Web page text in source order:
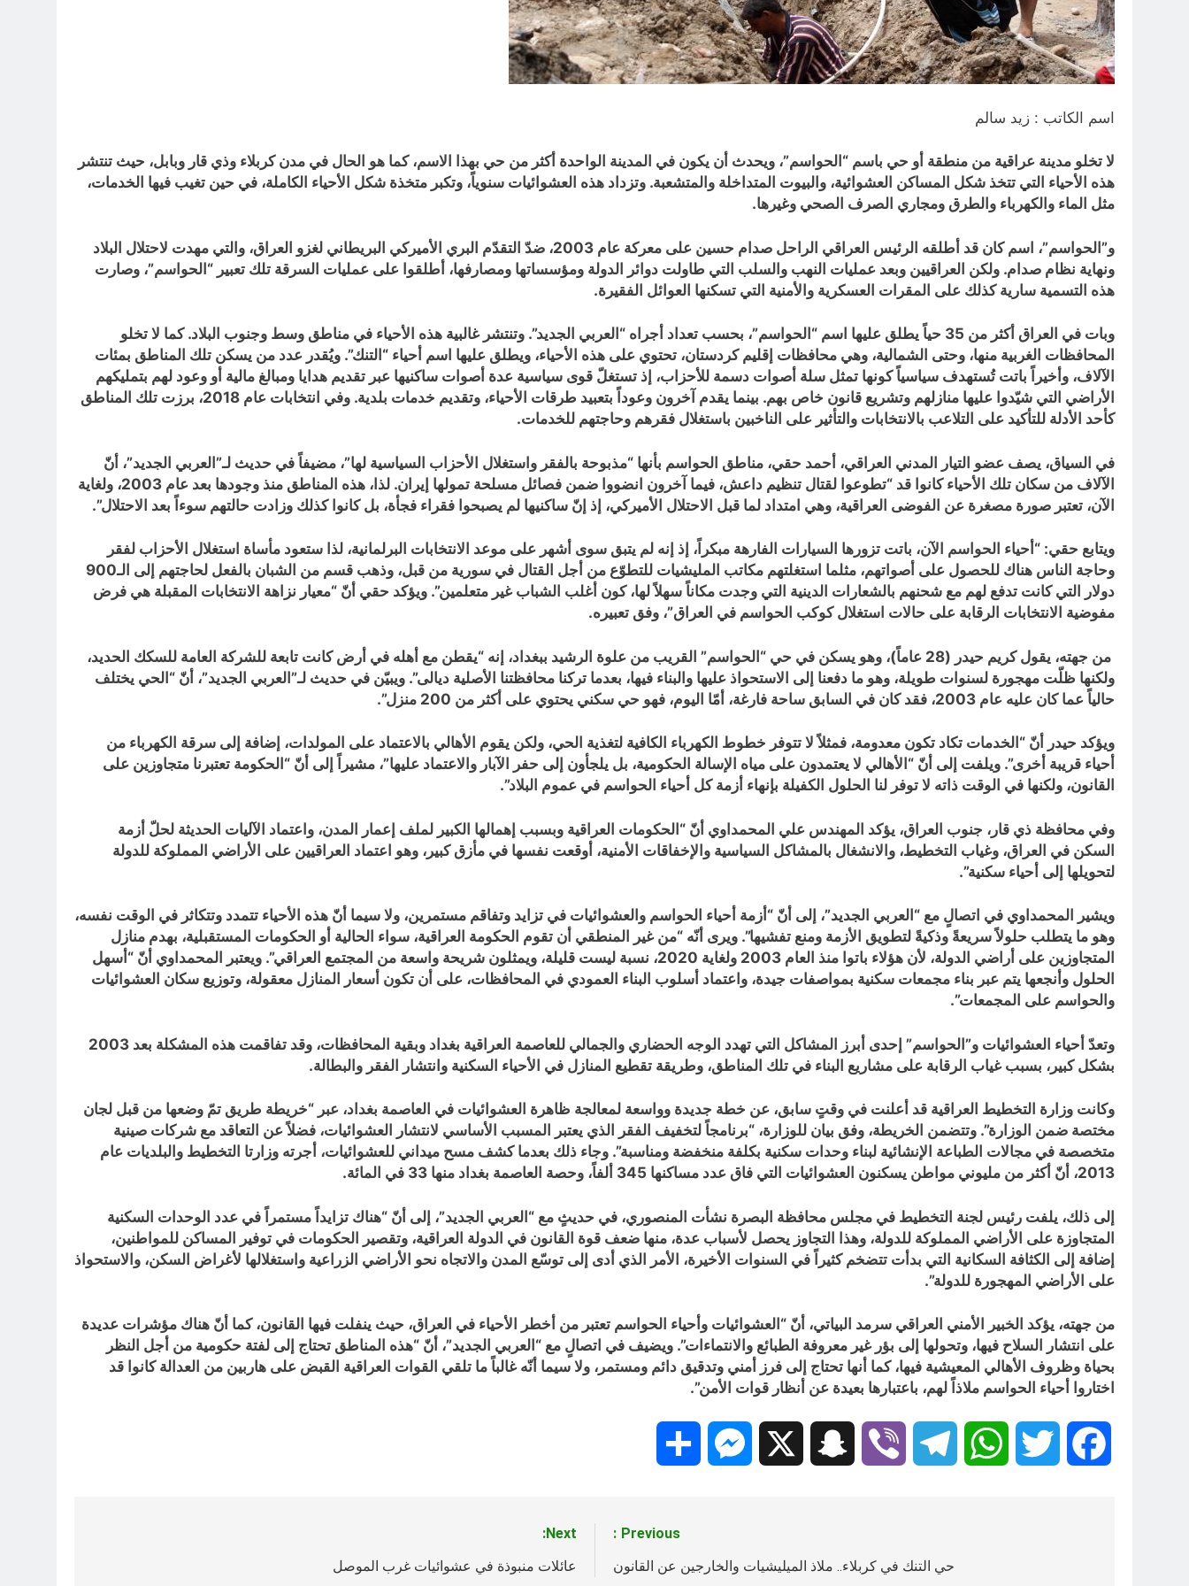
اسم الكاتب : زيد سالم
لا تخلو مدينة عراقية من منطقة أو حي باسم “الحواسم”، ويحدث أن يكون في المدينة الواحدة أكثر من حي بهذا الاسم، كما هو الحال في مدن كربلاء وذي قار وبابل، حيث تنتشر
هذه الأحياء التي تتخذ شكل المساكن العشوائية، والبيوت المتداخلة والمتشعبة. وتزداد هذه العشوائيات سنوياً، وتكبر متخذة شكل الأحياء الكاملة، في حين تغيب فيها الخدمات،
مثل الماء والكهرباء والطرق ومجاري الصرف الصحي وغيرها.
و”الحواسم”، اسم كان قد أطلقه الرئيس العراقي الراحل صدام حسين على معركة عام 2003، ضدّ التقدّم البري الأميركي البريطاني لغزو العراق، والتي مهدت لاحتلال البلاد
ونهاية نظام صدام. ولكن العراقيين وبعد عمليات النهب والسلب التي طاولت دوائر الدولة ومؤسساتها ومصارفها، أطلقوا على عمليات السرقة تلك تعبير “الحواسم”، وصارت
هذه التسمية سارية كذلك على المقرات العسكرية والأمنية التي تسكنها العوائل الفقيرة.
وبات في العراق أكثر من 35 حياً يطلق عليها اسم “الحواسم”، بحسب تعداد أجراه “العربي الجديد”. وتنتشر غالبية هذه الأحياء في مناطق وسط وجنوب البلاد. كما لا تخلو
المحافظات الغربية منها، وحتى الشمالية، وهي محافظات إقليم كردستان، تحتوي على هذه الأحياء، ويطلق عليها اسم أحياء “التنك”. ويُقدر عدد من يسكن تلك المناطق بمئات
الآلاف، وأخيراً باتت تُستهدف سياسياً كونها تمثل سلة أصوات دسمة للأحزاب، إذ تستغلّ قوى سياسية عدة أصوات ساكنيها عبر تقديم هدايا ومبالغ مالية أو وعود لهم بتمليكهم
الأراضي التي شيّدوا عليها منازلهم وتشريع قانون خاص بهم. بينما يقدم آخرون وعوداً بتعبيد طرقات الأحياء، وتقديم خدمات بلدية. وفي انتخابات عام 2018، برزت تلك المناطق
كأحد الأدلة للتأكيد على التلاعب بالانتخابات والتأثير على الناخبين باستغلال فقرهم وحاجتهم للخدمات.
في السياق، يصف عضو التيار المدني العراقي، أحمد حقي، مناطق الحواسم بأنها “مذبوحة بالفقر واستغلال الأحزاب السياسية لها”، مضيفاً في حديث لـ”العربي الجديد”، أنّ
الآلاف من سكان تلك الأحياء كانوا قد “تطوعوا لقتال تنظيم داعش، فيما آخرون انضووا ضمن فصائل مسلحة تمولها إيران. لذا، هذه المناطق منذ وجودها بعد عام 2003، ولغاية
الآن، تعتبر صورة مصغرة عن الفوضى العراقية، وهي امتداد لما قبل الاحتلال الأميركي، إذ إنّ ساكنيها لم يصبحوا فقراء فجأة، بل كانوا كذلك وزادت حالتهم سوءاً بعد الاحتلال”.
ويتابع حقي: “أحياء الحواسم الآن، باتت تزورها السيارات الفارهة مبكراً، إذ إنه لم يتبق سوى أشهر على موعد الانتخابات البرلمانية، لذا ستعود مأساة استغلال الأحزاب لفقر
وحاجة الناس هناك للحصول على أصواتهم، مثلما استغلتهم مكاتب المليشيات للتطوّع من أجل القتال في سورية من قبل، وذهب قسم من الشبان بالفعل لحاجتهم إلى الـ900
دولار التي كانت تدفع لهم مع شحنهم بالشعارات الدينية التي وجدت مكاناً سهلاً لها، كون أغلب الشباب غير متعلمين”. ويؤكد حقي أنّ “معيار نزاهة الانتخابات المقبلة هي فرض
مفوضية الانتخابات الرقابة على حالات استغلال كوكب الحواسم في العراق”، وفق تعبيره.
من جهته، يقول كريم حيدر (28 عاماً)، وهو يسكن في حي “الحواسم” القريب من علوة الرشيد ببغداد، إنه “يقطن مع أهله في أرض كانت تابعة للشركة العامة للسكك الحديد،
ولكنها ظلّت مهجورة لسنوات طويلة، وهو ما دفعنا إلى الاستحواذ عليها والبناء فيها، بعدما تركنا محافظتنا الأصلية ديالى”. ويبيّن في حديث لـ”العربي الجديد”، أنّ “الحي يختلف
حالياً عما كان عليه عام 2003، فقد كان في السابق ساحة فارغة، أمّا اليوم، فهو حي سكني يحتوي على أكثر من 200 منزل”.
ويؤكد حيدر أنّ “الخدمات تكاد تكون معدومة، فمثلاً لا تتوفر خطوط الكهرباء الكافية لتغذية الحي، ولكن يقوم الأهالي بالاعتماد على المولدات، إضافة إلى سرقة الكهرباء من
أحياء قريبة أخرى”. ويلفت إلى أنّ “الأهالي لا يعتمدون على مياه الإسالة الحكومية، بل يلجأون إلى حفر الآبار والاعتماد عليها”، مشيراً إلى أنّ “الحكومة تعتبرنا متجاوزين على
القانون، ولكنها في الوقت ذاته لا توفر لنا الحلول الكفيلة بإنهاء أزمة كل أحياء الحواسم في عموم البلاد”.
وفي محافظة ذي قار، جنوب العراق، يؤكد المهندس علي المحمداوي أنّ “الحكومات العراقية وبسبب إهمالها الكبير لملف إعمار المدن، واعتماد الآليات الحديثة لحلّ أزمة
السكن في العراق، وغياب التخطيط، والانشغال بالمشاكل السياسية والإخفاقات الأمنية، أوقعت نفسها في مأزق كبير، وهو اعتماد العراقيين على الأراضي المملوكة للدولة
لتحويلها إلى أحياء سكنية”.
ويشير المحمداوي في اتصالٍ مع “العربي الجديد”، إلى أنّ “أزمة أحياء الحواسم والعشوائيات في تزايد وتفاقم مستمرين، ولا سيما أنّ هذه الأحياء تتمدد وتتكاثر في الوقت نفسه،
وهو ما يتطلب حلولاً سريعةً وذكيةً لتطويق الأزمة ومنع تفشيها”. ويرى أنّه “من غير المنطقي أن تقوم الحكومة العراقية، سواء الحالية أو الحكومات المستقبلية، بهدم منازل
المتجاوزين على أراضي الدولة، لأن هؤلاء باتوا منذ العام 2003 ولغاية 2020، نسبة ليست قليلة، ويمثلون شريحة واسعة من المجتمع العراقي”. ويعتبر المحمداوي أنّ “أسهل
الحلول وأنجعها يتم عبر بناء مجمعات سكنية بمواصفات جيدة، واعتماد أسلوب البناء العمودي في المحافظات، على أن تكون أسعار المنازل معقولة، وتوزيع سكان العشوائيات
والحواسم على المجمعات”.
وتعدّ أحياء العشوائيات و”الحواسم” إحدى أبرز المشاكل التي تهدد الوجه الحضاري والجمالي للعاصمة العراقية بغداد وبقية المحافظات، وقد تفاقمت هذه المشكلة بعد 2003
بشكل كبير، بسبب غياب الرقابة على مشاريع البناء في تلك المناطق، وطريقة تقطيع المنازل في الأحياء السكنية وانتشار الفقر والبطالة.
وكانت وزارة التخطيط العراقية قد أعلنت في وقتٍ سابق، عن خطة جديدة وواسعة لمعالجة ظاهرة العشوائيات في العاصمة بغداد، عبر “خريطة طريق تمّ وضعها من قبل لجان
مختصة ضمن الوزارة”. وتتضمن الخريطة، وفق بيان للوزارة، “برنامجاً لتخفيف الفقر الذي يعتبر المسبب الأساسي لانتشار العشوائيات، فضلاً عن التعاقد مع شركات صينية
متخصصة في مجالات الطباعة الإنشائية لبناء وحدات سكنية بكلفة منخفضة ومناسبة”. وجاء ذلك بعدما كشف مسح ميداني للعشوائيات، أجرته وزارتا التخطيط والبلديات عام
2013، أنّ أكثر من مليوني مواطن يسكنون العشوائيات التي فاق عدد مساكنها 345 ألفاً، وحصة العاصمة بغداد منها 33 في المائة.
إلى ذلك، يلفت رئيس لجنة التخطيط في مجلس محافظة البصرة نشأت المنصوري، في حديثٍ مع “العربي الجديد”، إلى أنّ “هناك تزايداً مستمراً في عدد الوحدات السكنية
المتجاوزة على الأراضي المملوكة للدولة، وهذا التجاوز يحصل لأسباب عدة، منها ضعف قوة القانون في الدولة العراقية، وتقصير الحكومات في توفير المساكن للمواطنين،
إضافة إلى الكثافة السكانية التي بدأت تتضخم كثيراً في السنوات الأخيرة، الأمر الذي أدى إلى توسّع المدن والاتجاه نحو الأراضي الزراعية واستغلالها لأغراض السكن، والاستحواذ
على الأراضي المهجورة للدولة”.
من جهته، يؤكد الخبير الأمني العراقي سرمد البياتي، أنّ “العشوائيات وأحياء الحواسم تعتبر من أخطر الأحياء في العراق، حيث ينفلت فيها القانون، كما أنّ هناك مؤشرات عديدة
على انتشار السلاح فيها، وتحولها إلى بؤر غير معروفة الطبائع والانتماءات”. ويضيف في اتصالٍ مع “العربي الجديد”، أنّ “هذه المناطق تحتاج إلى لفتة حكومية من أجل النظر
بحياة وظروف الأهالي المعيشية فيها، كما أنها تحتاج إلى فرز أمني وتدقيق دائم ومستمر، ولا سيما أنّه غالباً ما تلقي القوات العراقية القبض على هاربين من العدالة كانوا قد
اختاروا أحياء الحواسم ملاذاً لهم، باعتبارها بعيدة عن أنظار قوات الأمن”.
Facebook
Twitter
WhatsApp
Telegram
Viber
Snapchat
Messenger
Previous:
حي التنك في كربلاء.. ملاذ الميليشيات والخارجين عن القانون
Next:
عائلات منبوذة في عشوائيات غرب الموصل